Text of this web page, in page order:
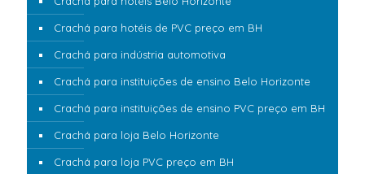
Crachá para hotéis de PVC preço em BH
Crachá para indústria automotiva
Crachá para instituições de ensino Belo Horizonte
Crachá para instituições de ensino PVC preço em BH
Crachá para loja Belo Horizonte
Crachá para loja PVC preço em BH